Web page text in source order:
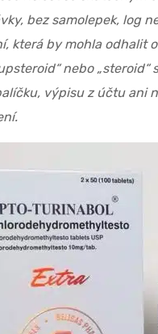
bez samolepek, log
která by mohla odhalit
nebo „steroid“
výpisu z účtu ani